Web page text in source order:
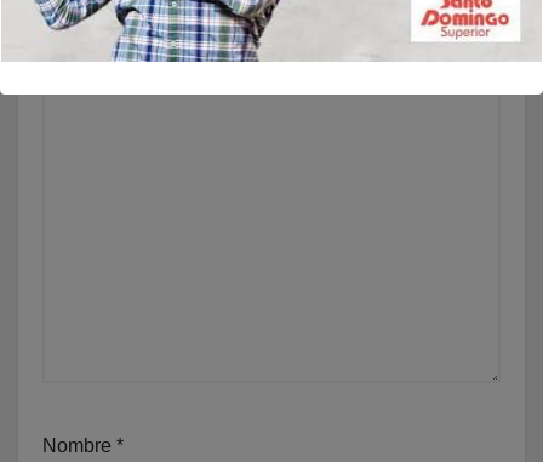
Nombre *